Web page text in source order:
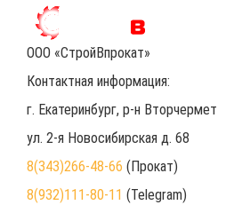
ООО «СтройВпрокат»
Контактная информация:
г. Екатеринбург, р-н Вторчермет
ул. 2-я Новосибирская д. 68
8(343)266-48-66 (Прокат)
8(932)111-80-11 (Telegram)